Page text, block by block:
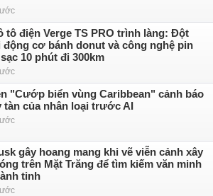
tô điện Verge TS PRO trình làng: Đột
động cơ bánh donut và công nghệ pin
10 phút đi 300km
"Cướp biển vùng Caribbean" cảnh báo
tàn của nhân loại trước AI
gây hoang mang khi vẽ viễn cảnh xây
trên Mặt Trăng để tìm kiếm văn minh
tinh